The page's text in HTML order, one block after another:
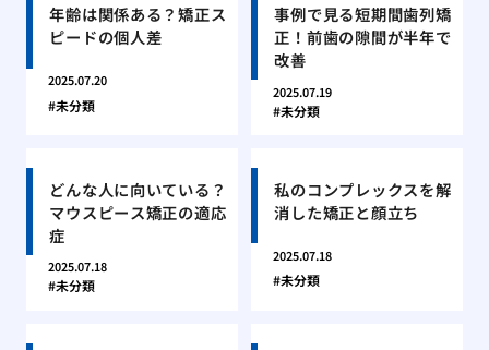
年齢は関係ある？矯正ス
ピードの個人差
2025.07.20
未分類
事例で見る短期間歯列矯
正！前歯の隙間が半年で
改善
2025.07.19
未分類
どんな人に向いている？
マウスピース矯正の適応
症
2025.07.18
未分類
私のコンプレックスを解
消した矯正と顔立ち
2025.07.18
未分類